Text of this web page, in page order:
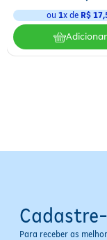
Especificações
Volume:550 g
Benefícios:
ou 1x de R$ 17,
Adicionar
Para receber as